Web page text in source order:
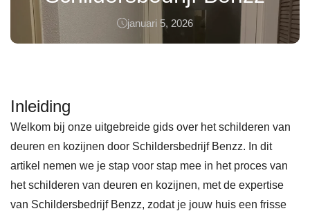
januari 5, 2026
Inleiding
Welkom bij onze uitgebreide gids over het schilderen van
deuren en kozijnen door Schildersbedrijf Benzz. In dit
artikel nemen we je stap voor stap mee in het proces van
het schilderen van deuren en kozijnen, met de expertise
van Schildersbedrijf Benzz, zodat je jouw huis een frisse